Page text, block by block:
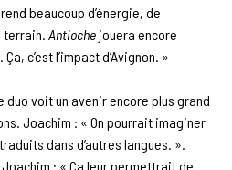
beaucoup d’énergie, de
Antioche jouera encore
c’est l’impact d’Avignon. »
duo voit un avenir encore plus grand
Joachim : « On pourrait imaginer
dans d’autres langues. ».
Joachim : « Ça leur permettrait de